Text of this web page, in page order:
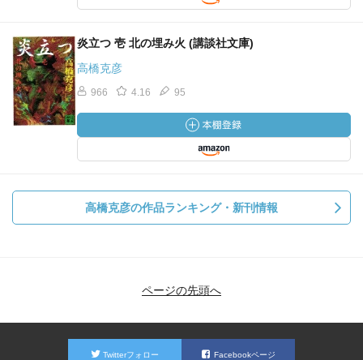
炎立つ 壱 北の埋み火 (講談社文庫)
高橋克彦
966 4.16 95
高橋克彦の作品ランキング・新刊情報
ページの先頭へ
Twitterフォロー Facebookページ